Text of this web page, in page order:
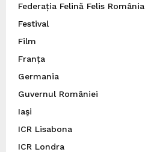
Federația Felină Felis România
Festival
Film
Franța
Germania
Guvernul României
Iaşi
ICR Lisabona
ICR Londra